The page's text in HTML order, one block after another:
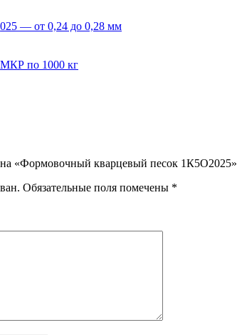
025 — от 0,24 до 0,28 мм
МКР по 1000 кг
на «Формовочный кварцевый песок 1К5О2025»
Обязательные поля помечены *